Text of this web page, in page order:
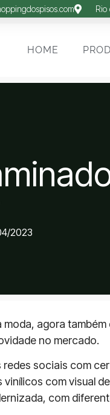
Rio
HOME
2023
moda, agora
no mercado.
redes sociais com
vinílicos com visual
com